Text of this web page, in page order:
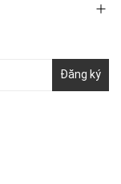
Đăng ký